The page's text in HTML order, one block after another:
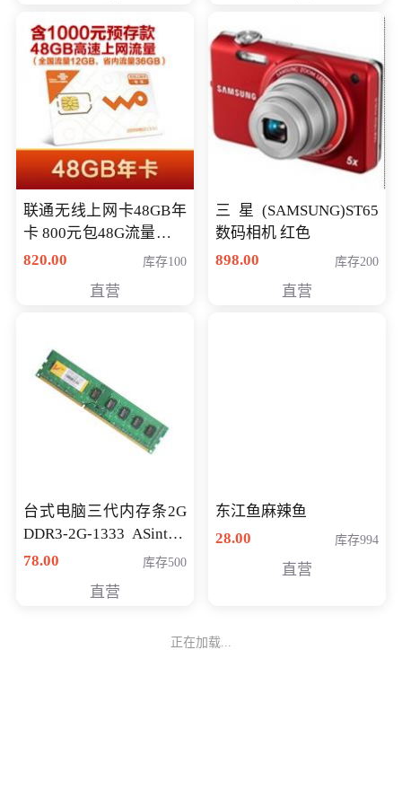
联通无线上网卡48GB年
卡 800元包48G流量，其
中全国流量12G，省内
820.00 库存100
直营
三星(SAMSUNG)ST65
数码相机 红色
898.00
库存200
直营
台式电脑三代内存条2G
DDR3-2G-1333 ASint昱
联品牌
78.00 库存500
直营
东江鱼麻辣鱼
28.00
库存994
直营
正在加载...